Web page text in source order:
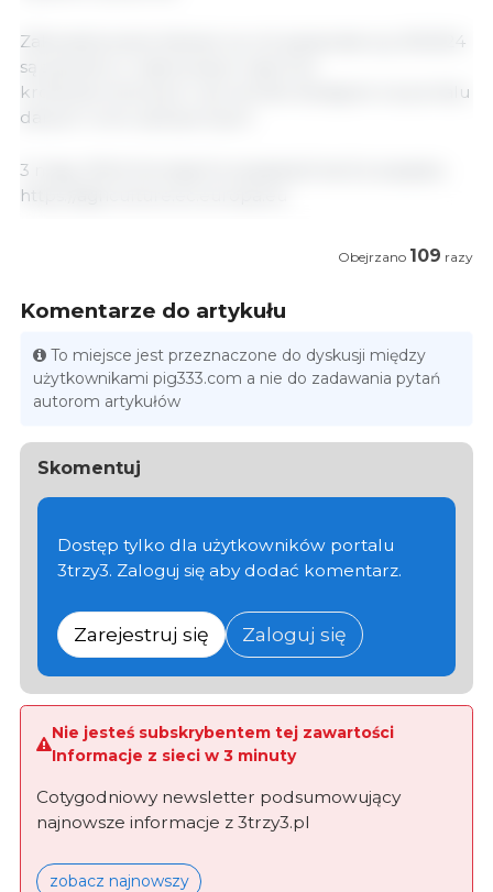
Zaktualizowane bilanse na rok gospodarczy 2023/24
są zawarte w najnowszym raporcie
krótkoterminowym i są również dostępne na portalu
danych rolno-spożywczych.
3 maja, 2024/ Komisja Europejska/Unia Europejska.
https://agriculture.ec.europa.eu
Obejrzano 109 razy
Komentarze do artykułu
To miejsce jest przeznaczone do dyskusji między
użytkownikami pig333.com a nie do zadawania pytań
autorom artykułów
Skomentuj
Dostęp tylko dla użytkowników portalu
3trzy3. Zaloguj się aby dodać komentarz.
Zarejestruj się Zaloguj się
Nie jesteś subskrybentem tej zawartości
Informacje z sieci w 3 minuty
Cotygodniowy newsletter podsumowujący
najnowsze informacje z 3trzy3.pl
zobacz najnowszy